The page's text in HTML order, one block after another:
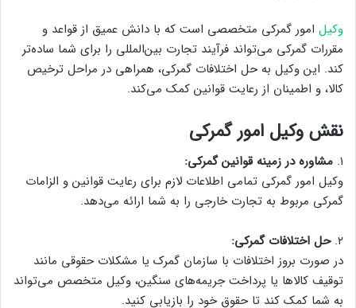
وکیل امور گمرکی متخصصی است که با دانش عمیق از قواعد و
مقررات گمرکی می‌تواند فرآیند تجارت بین‌المللی را برای شما ساده‌تر
کند. این وکیل به حل اختلافات گمرکی، همراهی در مراحل ترخیص
کالا، و اطمینان از رعایت قوانین کمک می‌کند.
نقش وکیل امور گمرکی
۱. مشاوره در زمینه قوانین گمرکی:
وکیل امور گمرکی تمامی اطلاعات لازم برای رعایت قوانین و الزامات
گمرکی مربوط به تجارت خارجی را به شما ارائه می‌دهد.
۲. حل اختلافات گمرکی:
در صورت بروز اختلافات با سازمان گمرک یا مشکلات حقوقی مانند
توقیف کالاها یا پرداخت جریمه‌های سنگین، وکیل متخصص می‌تواند
به شما کمک کند تا حقوق خود را بازیابی کنید.